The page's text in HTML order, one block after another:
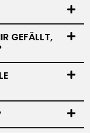
GEFÄLLT,